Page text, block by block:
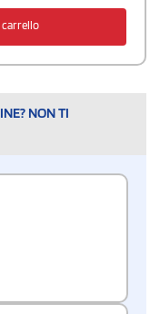
carrello
NON TI